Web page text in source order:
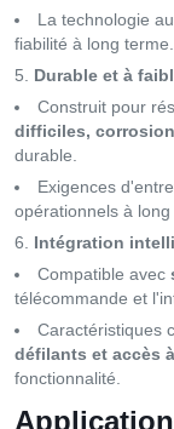
La technologie
fiabilité à long terme.
Durable et à
Construit pour
difficiles,
durable.
Exigences
opérationnels à long
Intégration
Compatible avec
télécommande et
Caractéristiques
défilants et accès
fonctionnalité.